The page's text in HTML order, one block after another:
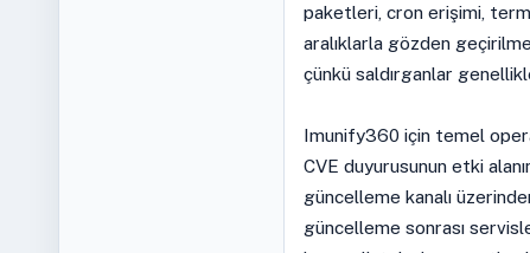
paketleri, cron erişimi,
aralıklarla gözden
çünkü saldırganlar
Imunify360 için temel
CVE duyurusunun etki
güncelleme kanalı
güncelleme sonrası